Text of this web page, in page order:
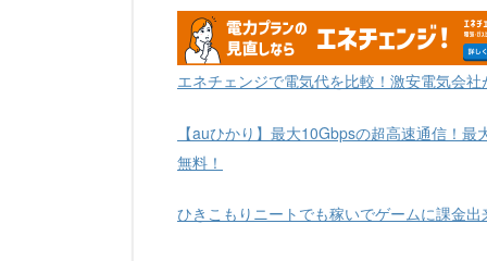
エネチェンジで電気代を比較！激安電気会社
【auひかり】最大10Gbpsの超高速通信！
無料！
ひきこもりニートでも稼いでゲームに課金出